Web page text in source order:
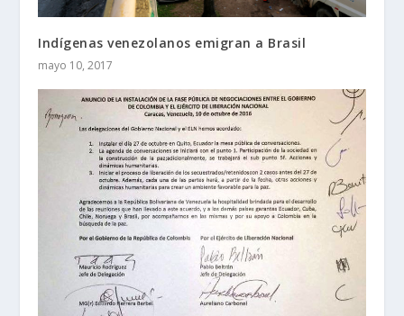
Indígenas venezolanos emigran a Brasil
mayo 10, 2017